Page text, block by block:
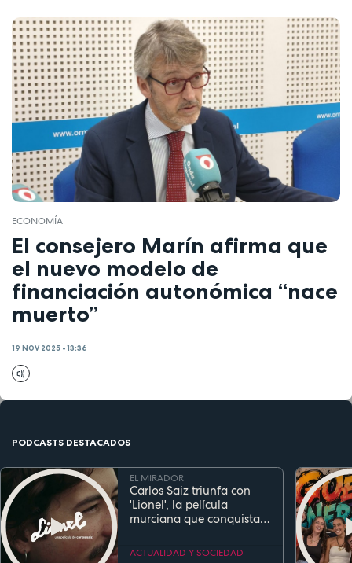
ECONOMÍA
El consejero Marín afirma que
el nuevo modelo de
financiación autonómica “nace
muerto”
19 NOV 2025 - 13:36
PODCASTS DESTACADOS
EL MIRADOR
Carlos Saiz triunfa con
'Lionel', la película
murciana que conquista
estreno
ACTUALIDAD Y SOCIEDAD